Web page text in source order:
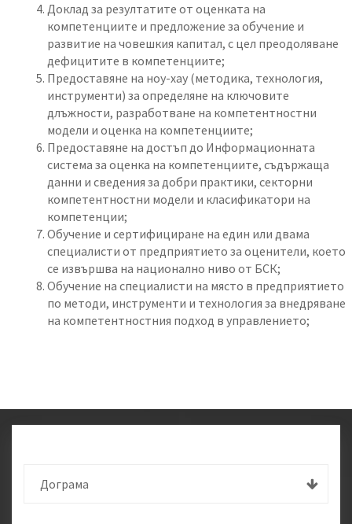
Доклад за резултатите от оценката на
компетенциите и предложение за обучение и
развитие на човешкия капитал, с цел преодоляване
дефицитите в компетенциите;
Предоставяне на ноу-хау (методика, технология,
инструменти) за определяне на ключовите
длъжности, разработване на компетентностни
модели и оценка на компетенциите;
Предоставяне на достъп до Информационната
система за оценка на компетенциите, съдържаща
данни и сведения за добри практики, секторни
компетентностни модели и класификатори на
компетенции;
Обучение и сертифициране на един или двама
специалисти от предприятието за оценители, което
се извършва на национално ниво от БСК;
Обучение на специалисти на място в предприятието
по методи, инструменти и технология за внедряване
на компетентностния подход в управлението;
Дограма